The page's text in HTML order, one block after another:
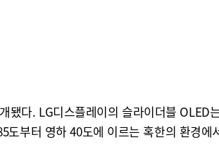
다. LG디스플레이의 슬라이더블
부터 영하 40도에 이르는 혹한의 환경